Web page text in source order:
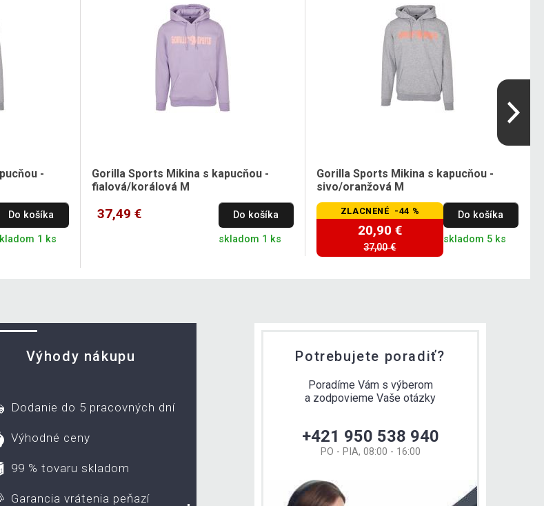
-
Do košíka
1 ks
Gorilla Sports Mikina s kapucňou -
fialová/korálová M
37,49 € Do košíka
skladom 1 ks
Gorilla Sports Mikina s kapucňou -
sivo/oranžová M
ZLACNENÉ -44 %
20,90 €
37,00 €
Do košíka
skladom 5 ks
Výhody nákupu
Dodanie do 5 pracovných dní
Výhodné ceny
99 % tovaru skladom
Garancia vrátenia peňazí
Potrebujete poradiť?
Poradíme Vám s výberom
a zodpovieme Vaše otázky
+421 950 538 940
PO - PIA, 08:00 - 16:00